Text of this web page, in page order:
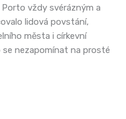
vždy svérázným a
lidová povstání,
města i církevní
se nezapomínat na prosté